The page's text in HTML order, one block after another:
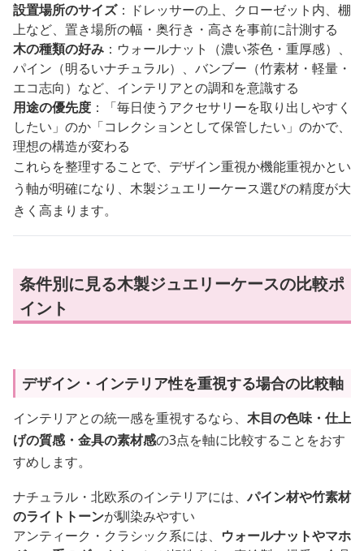
設置場所のサイズ：ドレッサーの上、クローゼット内、棚
上など、置き場所の幅・奥行き・高さを事前に計測する
木の種類の好み ：ウォールナット（濃い茶色・重厚感）、
パイン（明るいナチュラル）、バンブー（竹素材・軽量・
エコ志向）など、インテリアとの調和を意識する
用途の優先度 ：「毎日使うアクセサリーを取り出しやすく
したい」のか「コレクションとして保管したい」のかで、
理想の構造が変わる
これらを整理することで、デザイン重視か機能重視かとい
う軸が明確になり、木製ジュエリーケース選びの精度が大
きく高まります。
条件別に見る木製ジュエリーケースの比較ポ
イント
デザイン・インテリア性を重視する場合の比較軸
インテリアとの統一感を重視するなら、 木目の色味・仕上
げの質感・金具の素材感の3点を軸に比較することをおす
すめします。
ナチュラル・北欧系のインテリアには、パイン材や竹素材
のライトトーンが馴染みやすい
アンティーク・クラシック系には、 ウォールナットやマホ